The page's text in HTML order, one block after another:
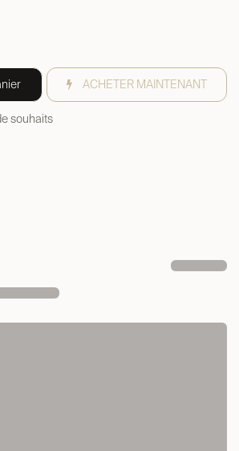
ACHETER MAINTENANT
souhaits